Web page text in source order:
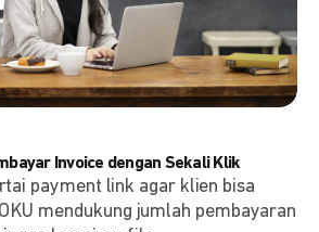
Invoice dengan Sekali Klik
payment link agar klien bisa
mendukung jumlah pembayaran